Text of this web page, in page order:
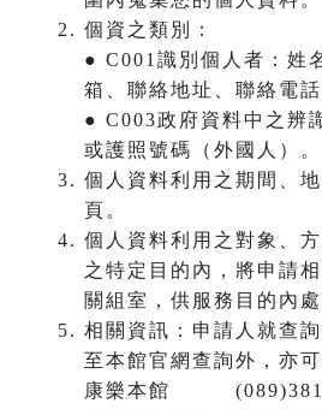
個資之類別：
● C001識別個人者：姓
箱、聯絡地址、聯絡電話
● C003政府資料中之辨
或護照號碼（外國人）。
個人資料利用之期間、
頁。
個人資料利用之對象、
之特定目的內，將申請
關組室，供服務目的內處
相關資訊：申請人就查
至本館官網查詢外，亦
康樂本館